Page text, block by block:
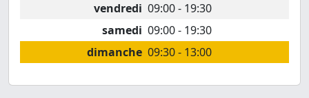
vendredi 09:00 - 19:30
samedi 09:00 - 19:30
dimanche 09:30 - 13:00